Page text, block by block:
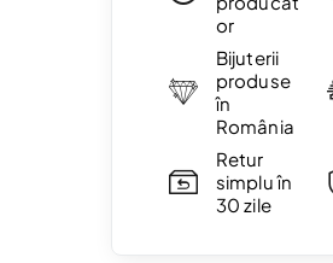
or
Bijuterii
produse
în
România
Retur
simplu în
30 zile